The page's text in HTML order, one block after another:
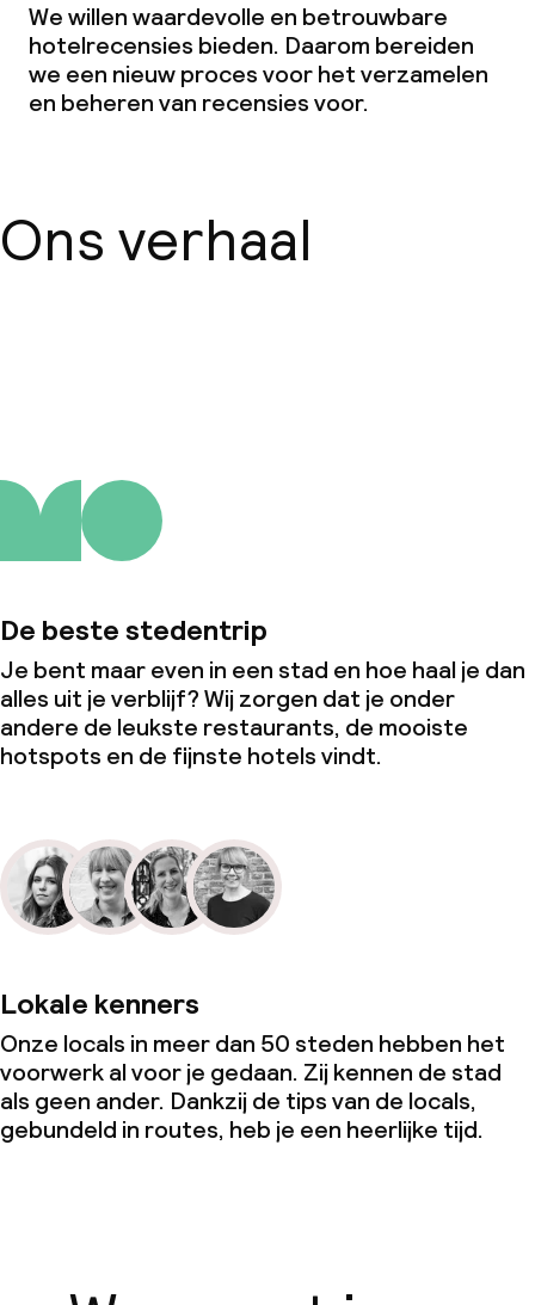
We willen waardevolle en betrouwbare
hotelrecensies bieden. Daarom bereiden
we een nieuw proces voor het verzamelen
en beheren van recensies voor.
Ons verhaal
De beste stedentrip
Je bent maar even in een stad en hoe haal je dan
alles uit je verblijf? Wij zorgen dat je onder
andere de leukste restaurants, de mooiste
hotspots en de fijnste hotels vindt.
Lokale kenners
Onze locals in meer dan 50 steden hebben het
voorwerk al voor je gedaan. Zij kennen de stad
als geen ander. Dankzij de tips van de locals,
gebundeld in routes, heb je een heerlijke tijd.